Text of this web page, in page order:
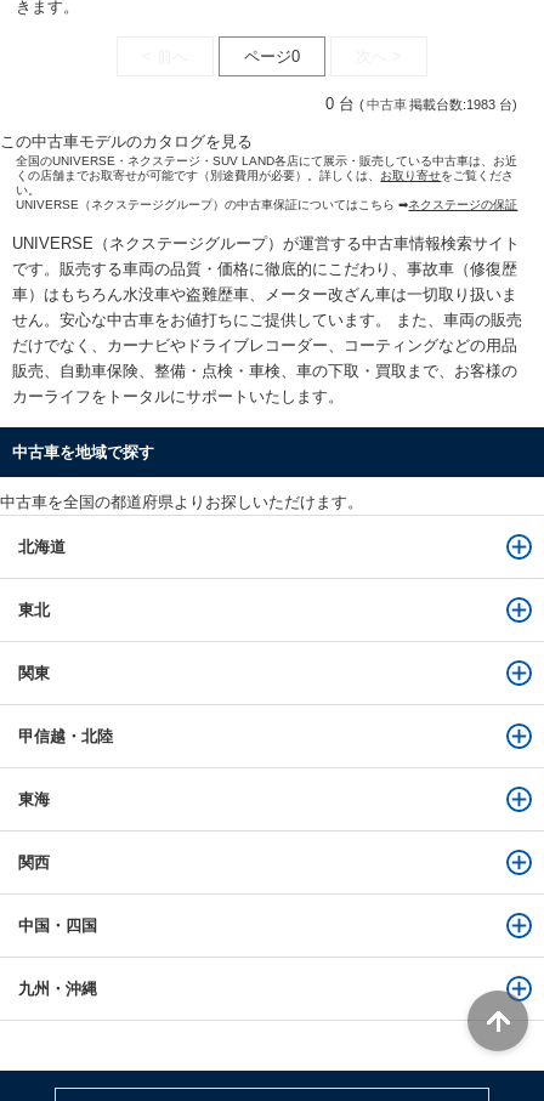
きます。
ページ0
0 台 (中古車掲載台数:1983 台)
この中古車モデルのカタログを見る
全国のUNIVERSE・ネクステージ・SUV LAND各店にて展示・販売している中古車は、お近
くの店舗までお取寄せが可能です（別途費用が必要）。詳しくは、 お取り寄せをご覧くださ
い。
UNIVERSE（ネクステージグループ）の中古車保証についてはこちら ➡ネクステージの保証
UNIVERSE（ネクステージグループ）が運営する中古車情報検索サイト
です。販売する車両の品質・価格に徹底的にこだわり、事故車（修復歴
車）はもちろん水没車や盗難歴車、メーター改ざん車は一切取り扱いま
せん。安心な中古車をお値打ちにご提供しています。 また、車両の販売
だけでなく、カーナビやドライブレコーダー、コーティングなどの用品
販売、自動車保険、整備・点検・車検、車の下取・買取まで、お客様の
カーライフをトータルにサポートいたします。
中古車を地域で探す
中古車を全国の都道府県よりお探しいただけます。
北海道
東北
関東
甲信越・北陸
東海
関西
中国・四国
九州・沖縄